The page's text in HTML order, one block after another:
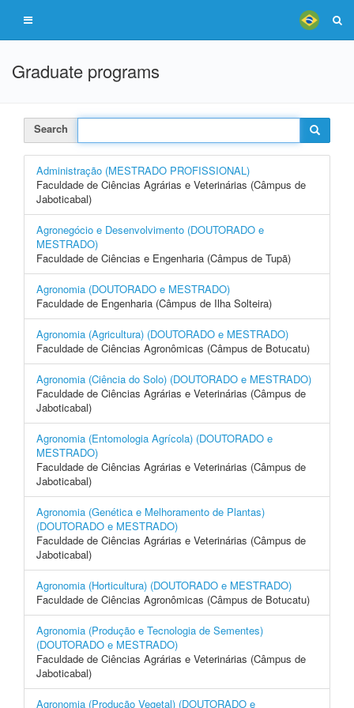
Graduate programs
Search
Administração (MESTRADO PROFISSIONAL)
Faculdade de Ciências Agrárias e Veterinárias (Câmpus de
Jaboticabal)
Agronegócio e Desenvolvimento (DOUTORADO e
MESTRADO)
Faculdade de Ciências e Engenharia (Câmpus de Tupã)
Agronomia (DOUTORADO e MESTRADO)
Faculdade de Engenharia (Câmpus de Ilha Solteira)
Agronomia (Agricultura) (DOUTORADO e MESTRADO)
Faculdade de Ciências Agronômicas (Câmpus de Botucatu)
Agronomia (Ciência do Solo) (DOUTORADO e MESTRADO)
Faculdade de Ciências Agrárias e Veterinárias (Câmpus de
Jaboticabal)
Agronomia (Entomologia Agrícola) (DOUTORADO e
MESTRADO)
Faculdade de Ciências Agrárias e Veterinárias (Câmpus de
Jaboticabal)
Agronomia (Genética e Melhoramento de Plantas)
(DOUTORADO e MESTRADO)
Faculdade de Ciências Agrárias e Veterinárias (Câmpus de
Jaboticabal)
Agronomia (Horticultura) (DOUTORADO e MESTRADO)
Faculdade de Ciências Agronômicas (Câmpus de Botucatu)
Agronomia (Produção e Tecnologia de Sementes)
(DOUTORADO e MESTRADO)
Faculdade de Ciências Agrárias e Veterinárias (Câmpus de
Jaboticabal)
Agronomia (Produção Vegetal) (DOUTORADO e